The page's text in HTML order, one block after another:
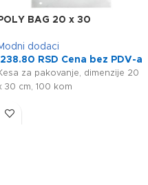
POLY BAG 20 x 30
dodaci
238.80 RSD Cena bez PDV-a
za pakovanje, dimenzije 20
30 cm, 100 kom